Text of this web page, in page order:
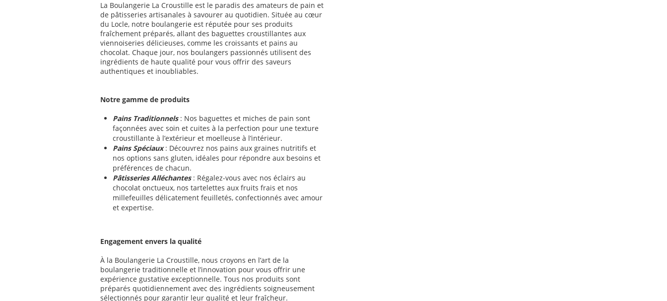
La Boulangerie La Croustille est le paradis des amateurs de pain et
de pâtisseries artisanales à savourer au quotidien. Située au cœur
du Locle, notre boulangerie est réputée pour ses produits
fraîchement préparés, allant des baguettes croustillantes aux
viennoiseries délicieuses, comme les croissants et pains au
chocolat. Chaque jour, nos boulangers passionnés utilisent des
ingrédients de haute qualité pour vous offrir des saveurs
authentiques et inoubliables.
Notre gamme de produits
Pains Traditionnels: Nos baguettes et miches de pain sont
façonnées avec soin et cuites à la perfection pour une texture
croustillante à l’extérieur et moelleuse à l’intérieur.
Pains Spéciaux: Découvrez nos pains aux graines nutritifs et
nos options sans gluten, idéales pour répondre aux besoins et
préférences de chacun.
Pâtisseries Alléchantes: Régalez-vous avec nos éclairs au
chocolat onctueux, nos tartelettes aux fruits frais et nos
millefeuilles délicatement feuilletés, confectionnés avec amour
et expertise.
Engagement envers la qualité
À la Boulangerie La Croustille, nous croyons en l’art de la
boulangerie traditionnelle et l’innovation pour vous offrir une
expérience gustative exceptionnelle. Tous nos produits sont
préparés quotidiennement avec des ingrédients soigneusement
sélectionnés pour garantir leur qualité et leur fraîcheur.